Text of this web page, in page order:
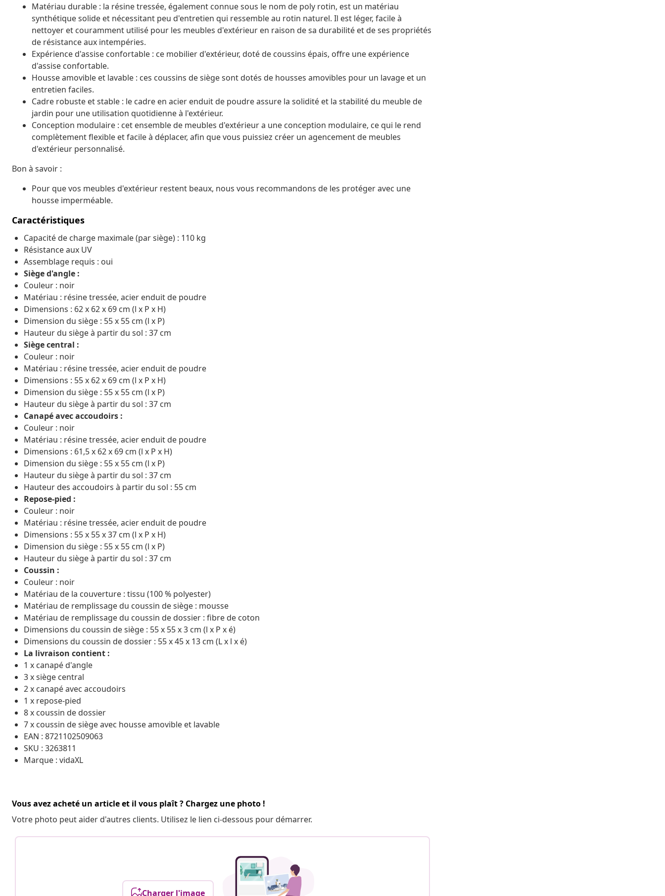
Matériau durable : la résine tressée, également connue sous le nom de poly rotin, est un matériau
synthétique solide et nécessitant peu d'entretien qui ressemble au rotin naturel. Il est léger, facile à
nettoyer et couramment utilisé pour les meubles d'extérieur en raison de sa durabilité et de ses propriétés
de résistance aux intempéries.
Expérience d'assise confortable : ce mobilier d'extérieur, doté de coussins épais, offre une expérience
d'assise confortable.
Housse amovible et lavable : ces coussins de siège sont dotés de housses amovibles pour un lavage et un
entretien faciles.
Cadre robuste et stable : le cadre en acier enduit de poudre assure la solidité et la stabilité du meuble de
jardin pour une utilisation quotidienne à l'extérieur.
Conception modulaire : cet ensemble de meubles d'extérieur a une conception modulaire, ce qui le rend
complètement flexible et facile à déplacer, afin que vous puissiez créer un agencement de meubles
d'extérieur personnalisé.
Bon à savoir :
Pour que vos meubles d'extérieur restent beaux, nous vous recommandons de les protéger avec une
housse imperméable.
Caractéristiques
Capacité de charge maximale (par siège) : 110 kg
Résistance aux UV
Assemblage requis : oui
Siège d'angle :
Couleur : noir
Matériau : résine tressée, acier enduit de poudre
Dimensions : 62 x 62 x 69 cm (l x P x H)
Dimension du siège : 55 x 55 cm (l x P)
Hauteur du siège à partir du sol : 37 cm
Siège central :
Couleur : noir
Matériau : résine tressée, acier enduit de poudre
Dimensions : 55 x 62 x 69 cm (l x P x H)
Dimension du siège : 55 x 55 cm (l x P)
Hauteur du siège à partir du sol : 37 cm
Canapé avec accoudoirs :
Couleur : noir
Matériau : résine tressée, acier enduit de poudre
Dimensions : 61,5 x 62 x 69 cm (l x P x H)
Dimension du siège : 55 x 55 cm (l x P)
Hauteur du siège à partir du sol : 37 cm
Hauteur des accoudoirs à partir du sol : 55 cm
Repose-pied :
Couleur : noir
Matériau : résine tressée, acier enduit de poudre
Dimensions : 55 x 55 x 37 cm (l x P x H)
Dimension du siège : 55 x 55 cm (l x P)
Hauteur du siège à partir du sol : 37 cm
Coussin :
Couleur : noir
Matériau de la couverture : tissu (100 % polyester)
Matériau de remplissage du coussin de siège : mousse
Matériau de remplissage du coussin de dossier : fibre de coton
Dimensions du coussin de siège : 55 x 55 x 3 cm (l x P x é)
Dimensions du coussin de dossier : 55 x 45 x 13 cm (L x l x é)
La livraison contient :
1 x canapé d'angle
3 x siège central
2 x canapé avec accoudoirs
1 x repose-pied
8 x coussin de dossier
7 x coussin de siège avec housse amovible et lavable
EAN : 8721102509063
SKU : 3263811
Marque : vidaXL
Vous avez acheté un article et il vous plaît ? Chargez une photo !
Votre photo peut aider d'autres clients. Utilisez le lien ci-dessous pour démarrer.
Charger l'image